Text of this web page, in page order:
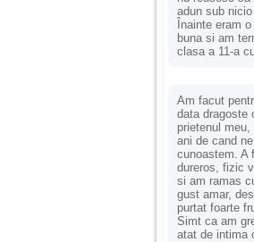
adun sub nicio
Înainte eram
buna si am
clasa a 11-a
Am facut
data dragoste
prietenul meu,
ani de cand ne
cunoastem. A
dureros, fizic
si am ramas
gust amar,
purtat foarte
Simt ca am
atat de intima